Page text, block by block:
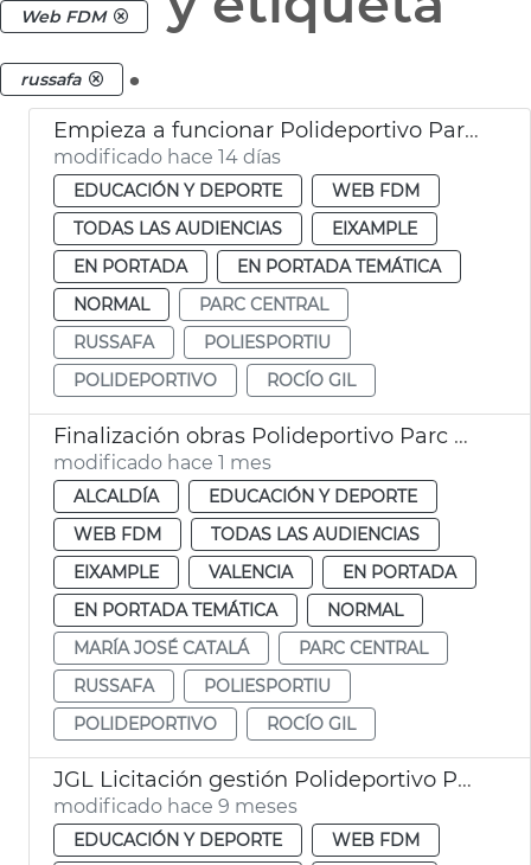
Web FDM
russafa .
Empieza a funcionar Polideportivo Parc Central València
modificado hace 14 días
EDUCACIÓN Y DEPORTE
WEB FDM
TODAS LAS AUDIENCIAS
EIXAMPLE
EN PORTADA
EN PORTADA TEMÁTICA
NORMAL
PARC CENTRAL
RUSSAFA
POLIESPORTIU
POLIDEPORTIVO
ROCÍO GIL
Finalización obras Polideportivo Parc Central València
modificado hace 1 mes
ALCALDÍA
EDUCACIÓN Y DEPORTE
WEB FDM
TODAS LAS AUDIENCIAS
EIXAMPLE
VALENCIA
EN PORTADA
EN PORTADA TEMÁTICA
NORMAL
MARÍA JOSÉ CATALÁ
PARC CENTRAL
RUSSAFA
POLIESPORTIU
POLIDEPORTIVO
ROCÍO GIL
JGL Licitación gestión Polideportivo Parc Central
modificado hace 9 meses
EDUCACIÓN Y DEPORTE
WEB FDM